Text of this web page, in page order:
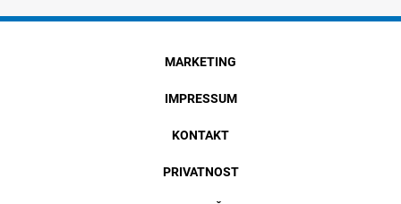
MARKETING
IMPRESSUM
KONTAKT
PRIVATNOST